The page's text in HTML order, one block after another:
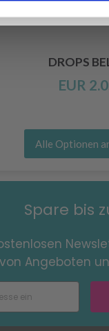
DROPS
EUR
Alle Optionen
Spare bis
Angeboten